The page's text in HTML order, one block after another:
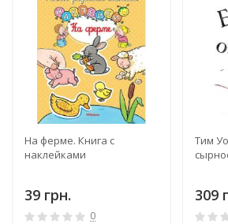
На ферме. Книга с
наклейками
39 грн.
0
Тим
309